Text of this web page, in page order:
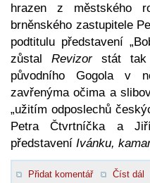
hrazen z městského
brněnského zastupitele
podtitulu představení
zůstal Revizorstát tak
původního Gogola v
zavřenýma očima a
„užitím odposlechů
Petra Čtvrtníčka a
představení Ivánku,
Přidat komentář Číst dál